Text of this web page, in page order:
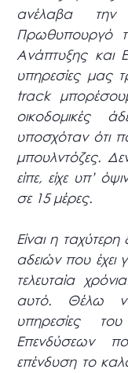
ανέλαβα
Πρωθυπουργό
Ανάπτυξης και
υπηρεσίες μας
track
οικοδομικές
υποσχόταν ότι
μπουλντόζες.
είπε, είχε υπ’
σε 15 μέρες.
Είναι η
αδειών που έχει
τελευταία
αυτό. Θέλω να
υπηρεσίες
Επενδύσεων
επένδυση το